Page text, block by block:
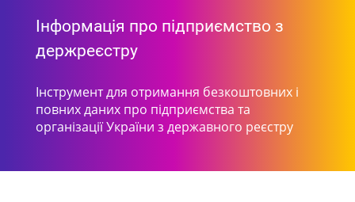
Інформація про підприємство з
держреєстру
Інструмент для отримання безкоштовних і
повних даних про підприємства та
організації України з державного реєстру